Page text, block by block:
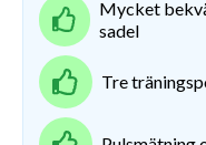
Mycket
sadel
Tre